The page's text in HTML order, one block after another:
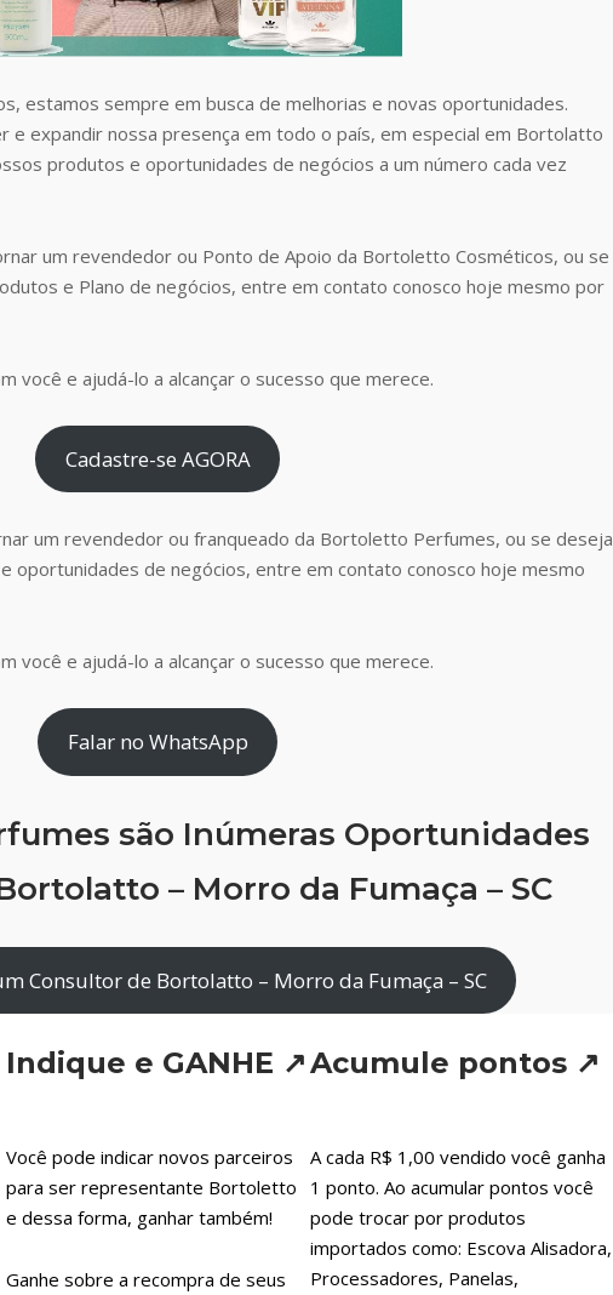
estamos sempre em busca de melhorias e novas oportunidades.
e expandir nossa presença em todo o país, em especial em Bortolatto
produtos e oportunidades de negócios a um número cada vez
um revendedor ou Ponto de Apoio da Bortoletto Cosméticos, ou se
e Plano de negócios, entre em contato conosco hoje mesmo por
você e ajudá-lo a alcançar o sucesso que merece.
Cadastre-se AGORA
um revendedor ou franqueado da Bortoletto Perfumes, ou se deseja
oportunidades de negócios, entre em contato conosco hoje mesmo
você e ajudá-lo a alcançar o sucesso que merece.
Falar no WhatsApp
são Inúmeras Oportunidades
– Morro da Fumaça – SC
Consultor de Bortolatto – Morro da Fumaça – SC
Indique e GANHE ↗
Você pode indicar novos parceiros
para ser representante Bortoletto
e dessa forma, ganhar também!
Ganhe sobre a recompra de seus
Acumule pontos ↗
A cada R$ 1,00 vendido você ganha
1 ponto. Ao acumular pontos você
pode trocar por produtos
importados como: Escova Alisadora,
Processadores, Panelas,